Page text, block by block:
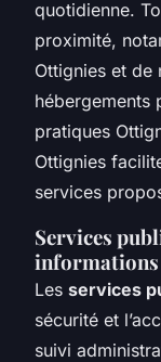
quotidienne.
proximité,
Ottignies et de
hébergements
pratiques
Ottignies
services
Services
Les services
sécurité et
suivi